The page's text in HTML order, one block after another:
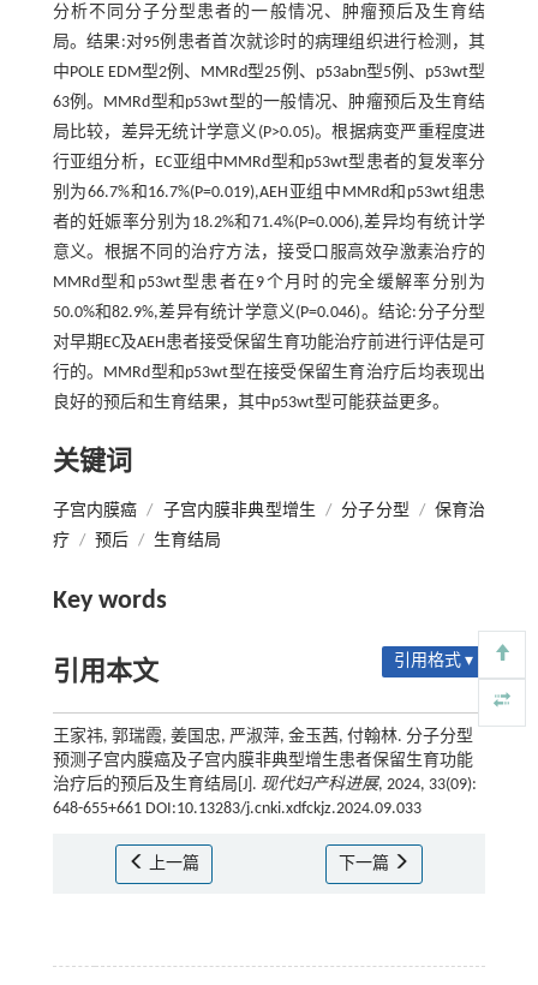
分析不同分子分型患者的一般情况、肿瘤预后及生育结
局。结果:对95例患者首次就诊时的病理组织进行检测，其
中POLE EDM型2例、MMRd型25例、p53abn型5例、p53wt型
63例。MMRd型和p53wt型的一般情况、肿瘤预后及生育结
局比较，差异无统计学意义(P>0.05)。根据病变严重程度进
行亚组分析，EC亚组中MMRd型和p53wt型患者的复发率分
别为66.7%和16.7%(P=0.019),AEH亚组中MMRd和p53wt组患
者的妊娠率分别为18.2%和71.4%(P=0.006),差异均有统计学
意义。根据不同的治疗方法，接受口服高效孕激素治疗的
MMRd型和p53wt型患者在9个月时的完全缓解率分别为
50.0%和82.9%,差异有统计学意义(P=0.046)。结论:分子分型
对早期EC及AEH患者接受保留生育功能治疗前进行评估是可
行的。MMRd型和p53wt型在接受保留生育治疗后均表现出
良好的预后和生育结果，其中p53wt型可能获益更多。
关键词
子宫内膜癌 / 子宫内膜非典型增生 / 分子分型 / 保育治
疗 / 预后 / 生育结局
Key words
引用本文 引用格式 ▾
王家祎, 郭瑞霞, 姜国忠, 严淑萍, 金玉茜, 付翰林. 分子分型
预测子宫内膜癌及子宫内膜非典型增生患者保留生育功能
治疗后的预后及生育结局[J]. 现代妇产科进展, 2024, 33(09):
648-655+661 DOI:10.13283/j.cnki.xdfckjz.2024.09.033
上一篇 下一篇